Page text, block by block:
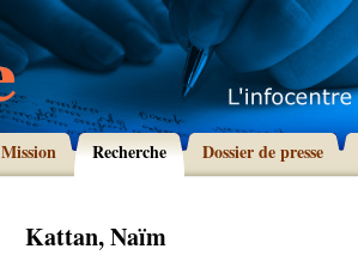
Mission Recherche Dossier de presse
Kattan, Naïm